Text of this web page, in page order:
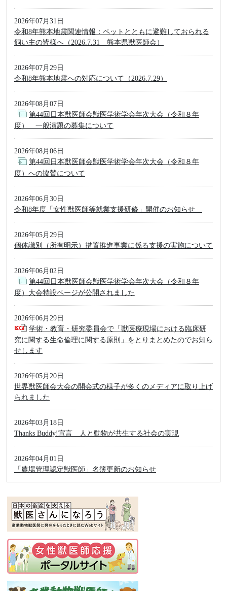
2026年07月31日
令和8年熊本地震関連情報：ペットとともに避難しておられる
飼い主の皆様へ（2026.7.31 熊本県獣医師会）
2026年07月29日
令和8年熊本地震への対応について（2026.7.29）
2026年08月07日
第44回日本獣医師会獣医学術学会年次大会（令和８年
度） 一般演題の募集について
2026年08月06日
第44回日本獣医師会獣医学術学会年次大会（令和８年
度）への協賛について
2026年06月30日
令和8年度「女性獣医師等就業支援研修」開催のお知らせ
2026年05月29日
個体識別（所有明示）措置推進事業に係る支援の実施について
2026年06月02日
第44回日本獣医師会獣医学術学会年次大会（令和８年
度）大会特設ページが公開されました
2026年06月29日
学術・教育・研究委員会で「獣医療現場における臨床研
究に関する生命倫理に関する原則」をとりまとめたのでお知ら
せします
2026年05月20日
世界獣医師会大会の開会式の様子が多くのメディアに取り上げ
られました
2026年03月18日
Thanks Buddy!宣言 人と動物が共生する社会の実現
2026年04月01日
「農場管理認定獣医師」名簿更新のお知らせ